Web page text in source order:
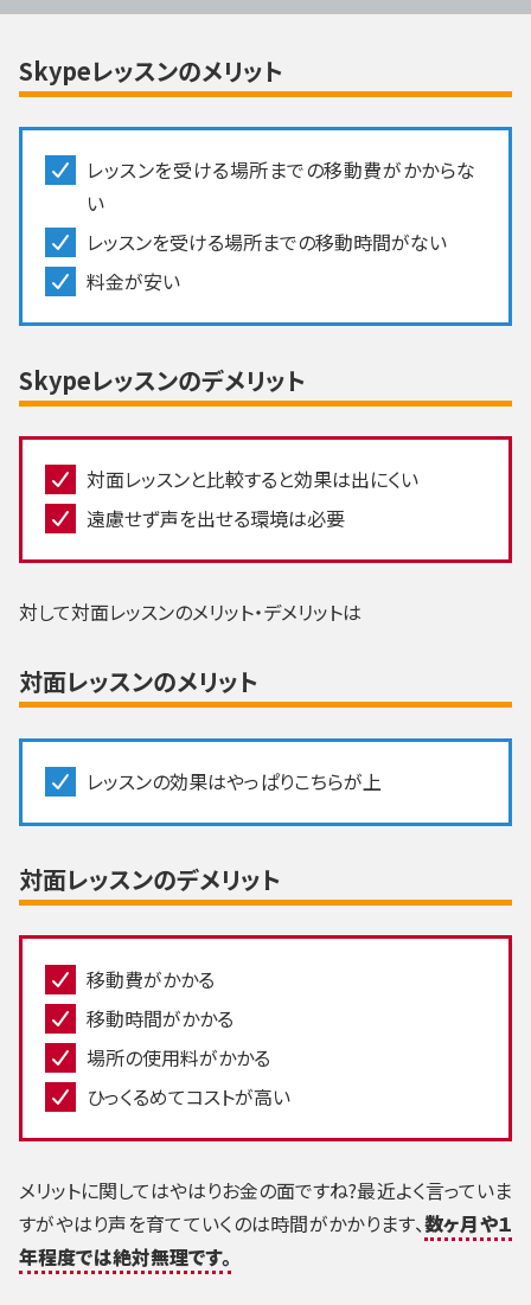
Skypeレッスンのメリット
レッスンを受ける場所までの移動費がかからな
い
レッスンを受ける場所までの移動時間がない
料金が安い
Skypeレッスンのデメリット
対面レッスンと比較すると効果は出にくい
遠慮せず声を出せる環境は必要
対して対面レッスンのメリット・デメリットは
対面レッスンのメリット
レッスンの効果はやっぱりこちらが上
対面レッスンのデメリット
移動費がかかる
移動時間がかかる
場所の使用料がかかる
ひっくるめてコストが高い
メリットに関してはやはりお金の面ですね?最近よく言っていま
すがやはり声を育てていくのは時間がかかります、数ヶ月や１
年程度では絶対無理です。